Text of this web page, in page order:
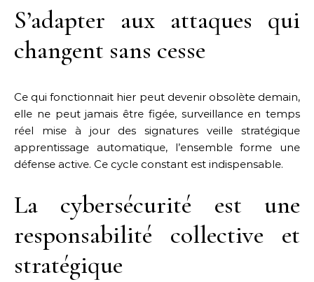
S’adapter aux attaques qui
changent sans cesse
Ce qui fonctionnait hier peut devenir obsolète demain,
elle ne peut jamais être figée, surveillance en temps
réel mise à jour des signatures veille stratégique
apprentissage automatique, l’ensemble forme une
défense active. Ce cycle constant est indispensable.
La cybersécurité est une
responsabilité collective et
stratégique